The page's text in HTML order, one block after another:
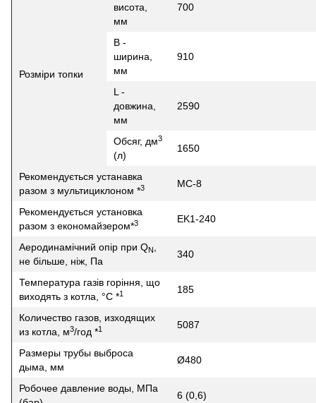
Розміри топки
висота,
мм
700
В -
ширина,
мм
910
L -
довжина,
мм
2590
Обсяг, дм3
(л)
1650
Рекомендується устанавка
разом з мультициклоном *3 MC-8
Рекомендується установка
разом з економайзером*3 EK1-240
Аеродинамічний опір при QN
не більше, ніж, Па
340
Температура газів горіння, що
виходять з котла, °C *1 185
Количество газов, изходящих
из котла, м3/год *1 5087
Размеры трубы выброса
дыма, мм
Ø480
Робочее давление воды, МПа
6 (0,6)